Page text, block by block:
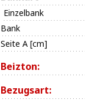
Einzelbank
Bank
Seite A [cm]
Beizton:
Bezugsart: